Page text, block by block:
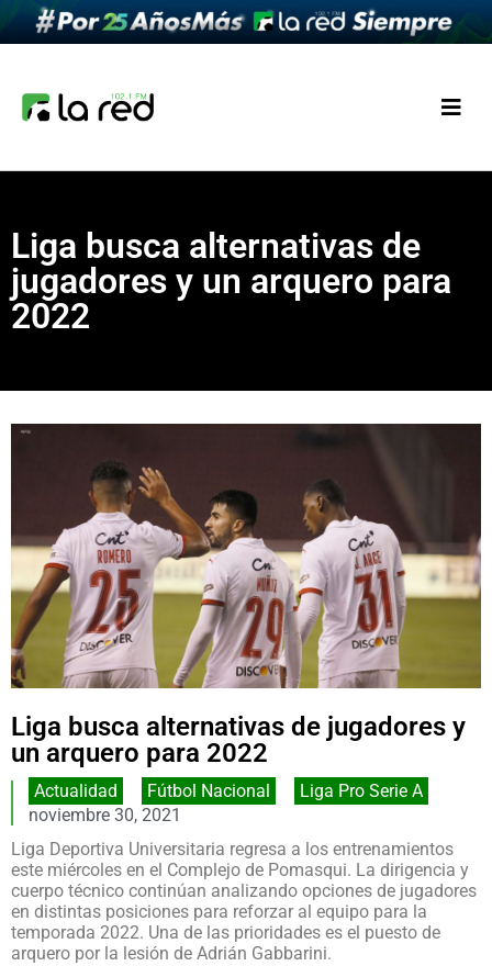
Liga busca alternativas de
jugadores y un arquero para
2022
Liga busca alternativas de jugadores y
un arquero para 2022
Actualidad Fútbol Nacional
Liga Pro Serie A
noviembre 30, 2021
Liga Deportiva Universitaria regresa a los entrenamientos
este miércoles en el Complejo de Pomasqui. La dirigencia y
cuerpo técnico continúan analizando opciones de jugadores
en distintas posiciones para reforzar al equipo para la
temporada 2022. Una de las prioridades es el puesto de
arquero por la lesión de Adrián Gabbarini.